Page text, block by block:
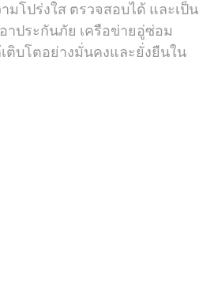
โปร่งใส ตรวจสอบได้ และเป็น
าประกันภัย เครือข่ายอู่ซ่อม
บโตอย่างมั่นคงและยั่งยืนใน